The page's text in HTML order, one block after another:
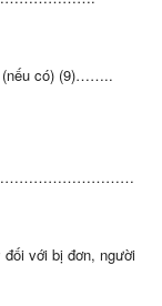
(nếu có) (9)……..
đối với bị đơn, người